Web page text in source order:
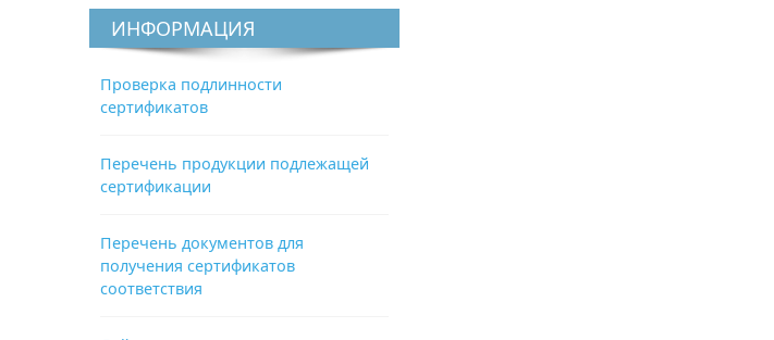
ИНФОРМАЦИЯ
Проверка подлинности
сертификатов
Перечень продукции подлежащей
сертификации
Перечень документов для
получения сертификатов
соответствия